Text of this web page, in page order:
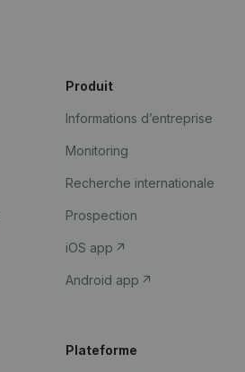
Produit
Informations d’entreprise
Monitoring
Recherche internationale
Prospection
iOS app
Android app
Plateforme